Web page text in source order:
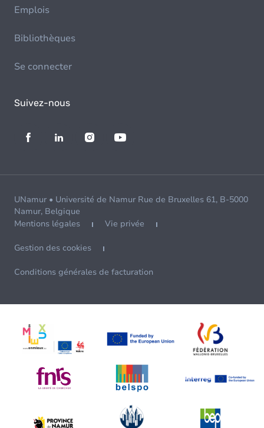
Emplois
Bibliothèques
Se connecter
Suivez-nous
UNamur • Université de Namur Rue de Bruxelles 61, B-5000
Namur, Belgique
Mentions légales
Vie privée
Gestion des cookies
Conditions générales de facturation